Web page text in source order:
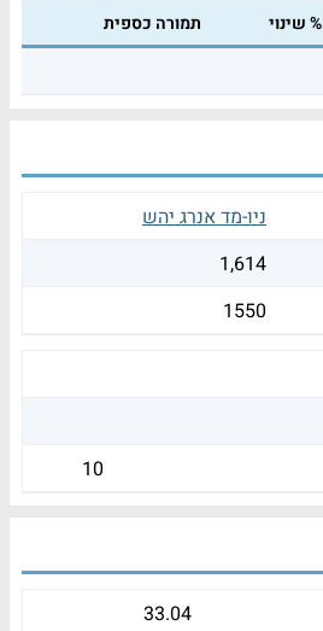
% שינוי
תמורה כספית
ניו-מד אנרג יהש
1,614
1550
10
33.04